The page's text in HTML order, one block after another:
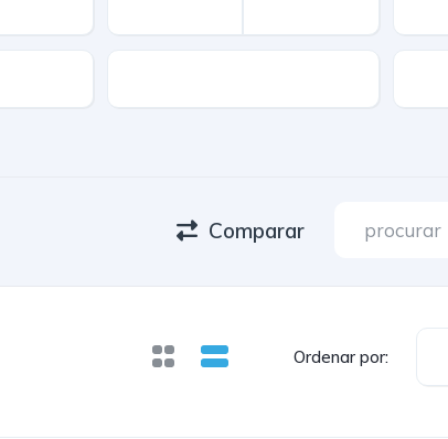
Comparar
Ordenar por: